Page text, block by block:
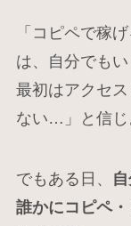
「コピペで稼
は、自分でも
最初はアクセ
ない…」と信じ
でもある日、
誰かにコピペ